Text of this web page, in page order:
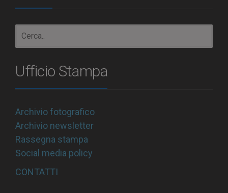
Ufficio Stampa
Archivio fotografico
Archivio newsletter
Rassegna stampa
Social media policy
CONTATTI